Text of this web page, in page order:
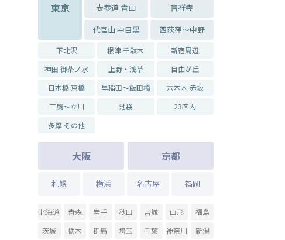
東京
表参道 青山
吉祥寺
代官山 中目黒
西荻窪～中野
下北沢 根津 千駄木
新宿周辺
神田 御茶ノ水
上野・浅草
自由が丘
日本橋 京橋
早稲田～飯田橋
六本木 赤坂
三鷹～立川
池袋
23区内
多摩 その他
大阪 京都
札幌 横浜 名古屋 福岡
北海道 青森 岩手 秋田 宮城 山形
福島
茨城
栃木 群馬 埼玉 千葉 神奈川
新潟